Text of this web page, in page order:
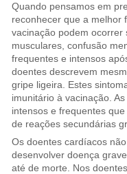
Quando pensamos em
reconhecer que a melhor
vacinação podem ocorrer
musculares, confusão
frequentes e intensos
doentes descrevem
gripe ligeira. Estes
imunitário à vacinação.
intensos e frequentes
de reações secundárias
Os doentes cardíacos
desenvolver doença
até de morte. Nos